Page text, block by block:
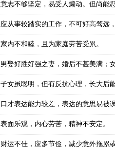
意志不够坚定，易受人煽动。但尚能
应从事较踏实的工作，不可好高骛远
家内不和睦，且为家庭劳苦受累。
男娶好胜好强之妻，婚后不甚美满；
子女虽聪明，但有反抗心理，长大后
口才表达能力较差，表达的意思易被
表面乐观，内心劳苦，精神不安定。
财运不佳，应多节俭，减少意外拖累